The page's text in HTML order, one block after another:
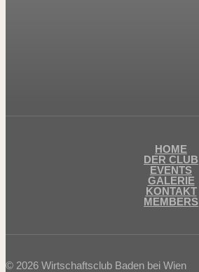
HOME
DER CLUB
EVENTS
GALERIE
KONTAKT
MEMBERS
© 2026 Wirtschaftsclub Baden bei Wien